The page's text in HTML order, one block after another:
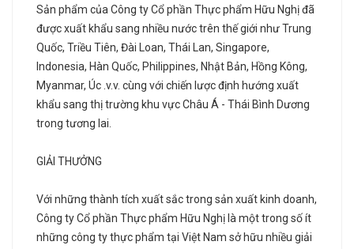
Sản phẩm của Công ty Cổ phần Thực phẩm Hữu Nghị đã
được xuất khẩu sang nhiều nước trên thế giới như Trung
Quốc, Triều Tiên, Đài Loan, Thái Lan, Singapore,
Indonesia, Hàn Quốc, Philippines, Nhật Bản, Hồng Kông,
Myanmar, Úc .v.v. cùng với chiến lược định hướng xuất
khẩu sang thị trường khu vực Châu Á - Thái Bình Dương
trong tương lai.
GIẢI THƯỞNG
Với những thành tích xuất sắc trong sản xuất kinh doanh,
Công ty Cổ phần Thực phẩm Hữu Nghị là một trong số ít
những công ty thực phẩm tại Việt Nam sở hữu nhiều giải